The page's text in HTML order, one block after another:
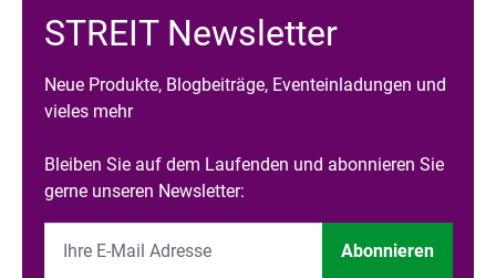
STREIT Newsletter
Neue Produkte, Blogbeiträge, Eventeinladungen und
vieles mehr
Bleiben Sie auf dem Laufenden und abonnieren Sie
gerne unseren Newsletter:
Abonnieren